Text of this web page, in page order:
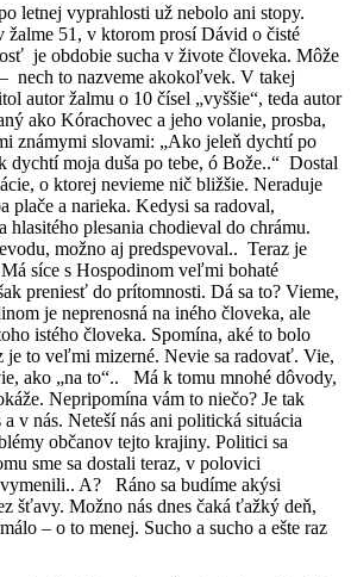
letnej vyprahlosti už nebolo ani stopy.
žalme 51, v ktorom prosí Dávid o čisté
je obdobie sucha v živote človeka. Môže
nech to nazveme akokoľvek. V takej
autor žalmu o 10 čísel „vyššie“, teda autor
ako Kórachovec a jeho volanie, prosba,
známymi slovami: „Ako jeleň dychtí po
dychtí moja duša po tebe, ó Bože..“ Dostal
o ktorej nevieme nič bližšie. Neraduje
plače a narieka. Kedysi sa radoval,
hlasitého plesania chodieval do chrámu.
možno aj predspevoval.. Teraz je
síce s Hospodinom veľmi bohaté
preniesť do prítomnosti. Dá sa to? Vieme,
je neprenosná na iného človeka, ale
istého človeka. Spomína, aké to bolo
je to veľmi mizerné. Nevie sa radovať. Vie,
ako „na to“.. Má k tomu mnohé dôvody,
Nepripomína vám to niečo? Je tak
v nás. Neteší nás ani politická situácia
občanov tejto krajiny. Politici sa
sme sa dostali teraz, v polovici
A? Ráno sa budíme akýsi
šťavy. Možno nás dnes čaká ťažký deň,
– o to menej. Sucho a sucho a ešte raz